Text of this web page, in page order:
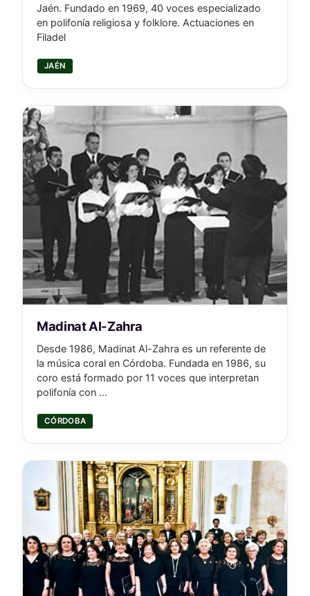
Jaén. Fundado en 1969, 40 voces especializado
en polifonía religiosa y folklore. Actuaciones en
Filadel
JAÉN
Madinat Al-Zahra
Desde 1986, Madinat Al-Zahra es un referente de
la música coral en Córdoba. Fundada en 1986, su
coro está formado por 11 voces que interpretan
polifonía con ...
CÓRDOBA